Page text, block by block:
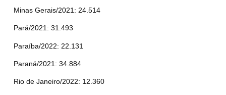
Minas Gerais/2021 : 24.514
Pará/2021 : 31.493
Paraíba/2022: 22.131
Paraná/2021 : 34.884
Rio de Janeiro/2022: 12.360